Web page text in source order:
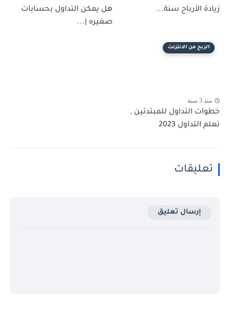
زيادة الأرباح سنة...
هل يمكن التداول بحسابات
صغيره |...
الربح من الانترنت
منذ 3 سنة
خطوات التداول للمبتدئين ,
تعلم التداول 2023
تعليقات
إرسال تعليق